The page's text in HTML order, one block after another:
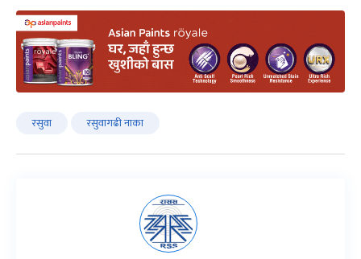
रसुवा रसुवागढी नाका